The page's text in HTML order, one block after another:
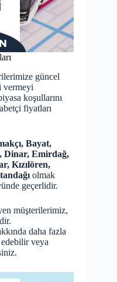
güncel
vermeyi
koşullarını
fiyatları
Bayat,
Dinar, Emirdağ,
Kızılören,
olmak
geçerlidir.
müşterilerimiz,
daha fazla
veya